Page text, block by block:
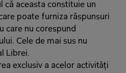
că aceasta constituie un
poate furniza răspunsuri
care nu corespund
Cele de mai sus nu
Librei.
exclusiv a acelor activități